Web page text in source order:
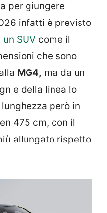
per giungere
infatti è previsto
un SUV come il
che sono
MG4, ma da un
e della linea lo
però in
475 cm, con il
allungato rispetto